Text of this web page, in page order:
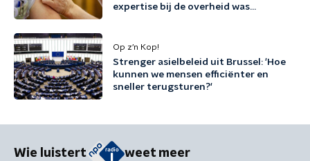
expertise bij de overheid was
Op z’n Kop!
Strenger asielbeleid uit Brussel: 'Hoe
kunnen we mensen efficiënter en
sneller terugsturen?'
Wie luistert weet meer